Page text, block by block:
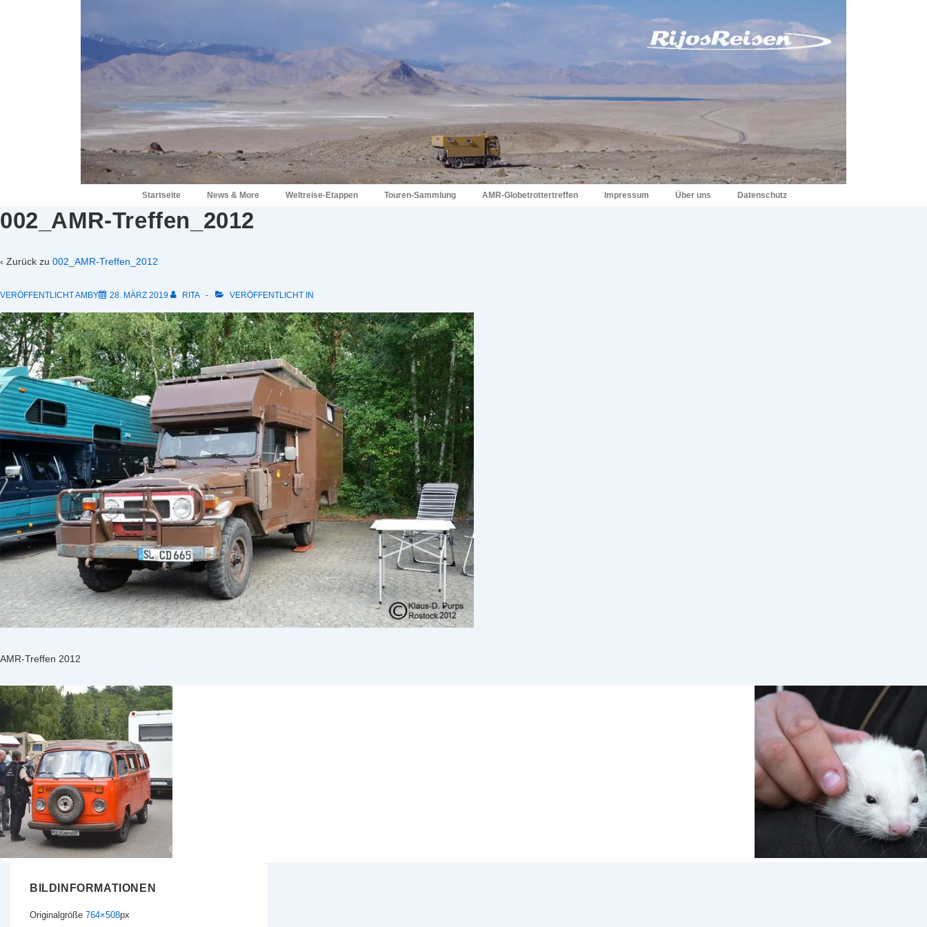
Hauptnavigation
Startseite News & More Weltreise-Etappen Touren-Sammlung AMR-Globetrottertreffen Impressum Über uns Datenschutz
002_AMR-Treffen_2012
‹ Zurück zu 002_AMR-Treffen_2012
VERÖFFENTLICHT AMBY 28. MÄRZ 2019 RITA VERÖFFENTLICHT IN
AMR-Treffen 2012
BILDINFORMATIONEN
Originalgröße 764×508px